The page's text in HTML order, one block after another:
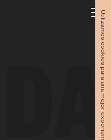
Utilizamos cookies para una mejor experiencia de navegación.